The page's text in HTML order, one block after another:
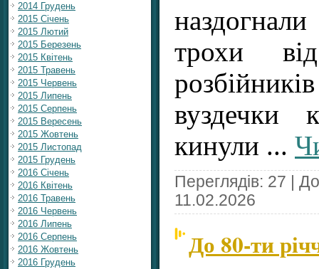
2014 Грудень
2015 Січень
2015 Лютий
2015 Березень
2015 Квітень
2015 Травень
2015 Червень
2015 Липень
2015 Серпень
2015 Вересень
2015 Жовтень
2015 Листопад
2015 Грудень
2016 Січень
2016 Квітень
2016 Травень
2016 Червень
2016 Липень
2016 Серпень
2016 Жовтень
2016 Грудень
трохи
вуздечки
кинули ...
Переглядів: 27 |
11.02.2026
До 80-ти